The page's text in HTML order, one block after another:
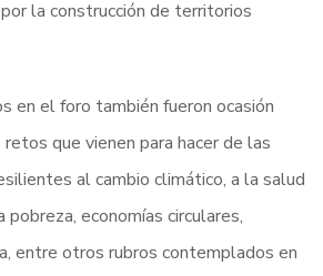
la construcción de territorios
en el foro también fueron ocasión
que vienen para hacer de las
al cambio climático, a la salud
economías circulares,
entre otros rubros contemplados en